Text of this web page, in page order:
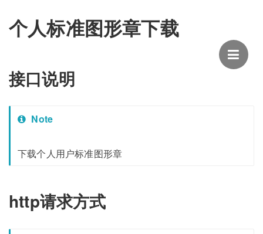
个人标准图形章下载
接口说明
Note
下载个人用户标准图形章
http请求方式